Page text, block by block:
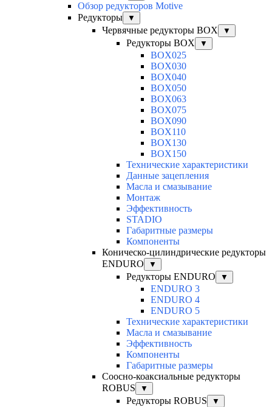
Обзор редукторов Motive
Редукторы
▼
Червячные редукторы BOX ▼
Редукторы BOX ▼
BOX025
BOX030
BOX040
BOX050
BOX063
BOX075
BOX090
BOX110
BOX130
BOX150
Технические характеристики
Данные зацепления
Масла и смазывание
Монтаж
Эффективность
STADIO
Габаритные размеры
Компоненты
Коническо-цилиндрические редукторы
ENDURO
▼
Редукторы ENDURO ▼
ENDURO 3
ENDURO 4
ENDURO 5
Технические характеристики
Масла и смазывание
Эффективность
Компоненты
Габаритные размеры
Соосно-коаксиальные редукторы
ROBUS
▼
Редукторы ROBUS ▼